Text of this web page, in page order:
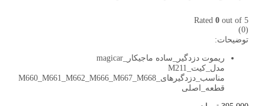
Rated 0 out of 5
(0)
توضیحات:
ریموت دزدگیر_ساده ماجیکار_magicar
مدل_کیت_M211
مناسب_دزدگیرهای_M660_M661_M662_M666_M667_M668
قطعه_اصلی